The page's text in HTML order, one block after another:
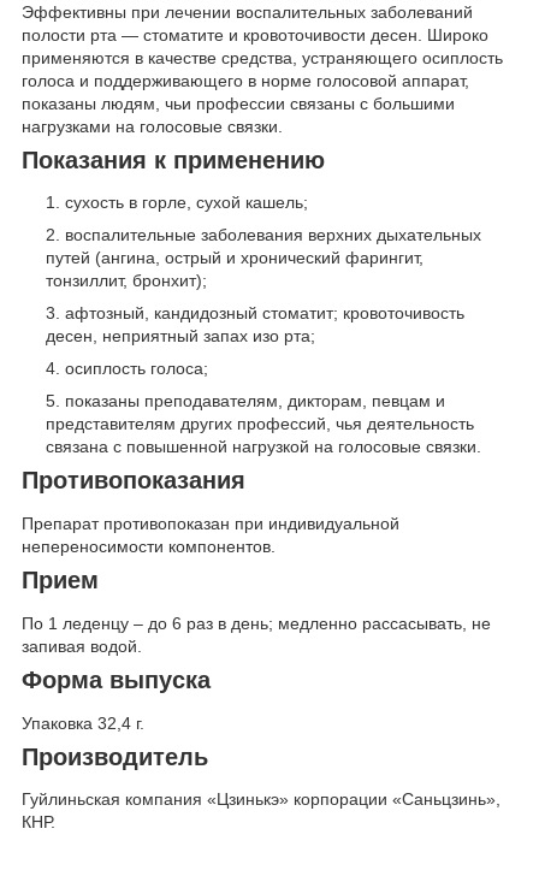
Эффективны при лечении воспалительных заболеваний
полости рта — стоматите и кровоточивости десен. Широко
применяются в качестве средства, устраняющего осиплость
голоса и поддерживающего в норме голосовой аппарат,
показаны людям, чьи профессии связаны с большими
нагрузками на голосовые связки.
Показания к применению
сухость в горле, сухой кашель;
воспалительные заболевания верхних дыхательных
путей (ангина, острый и хронический фарингит,
тонзиллит, бронхит);
афтозный, кандидозный стоматит; кровоточивость
десен, неприятный запах изо рта;
осиплость голоса;
показаны преподавателям, дикторам, певцам и
представителям других профессий, чья деятельность
связана с повышенной нагрузкой на голосовые связки.
Противопоказания
Препарат противопоказан при индивидуальной
непереносимости компонентов.
Прием
По 1 леденцу – до 6 раз в день; медленно рассасывать, не
запивая водой.
Форма выпуска
Упаковка 32,4 г.
Производитель
Гуйлиньская компания «Цзинькэ» корпорации «Саньцзинь»,
КНР.